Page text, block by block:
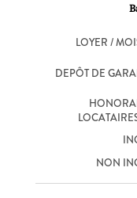
LOYER /
DEPÔT DE
NON